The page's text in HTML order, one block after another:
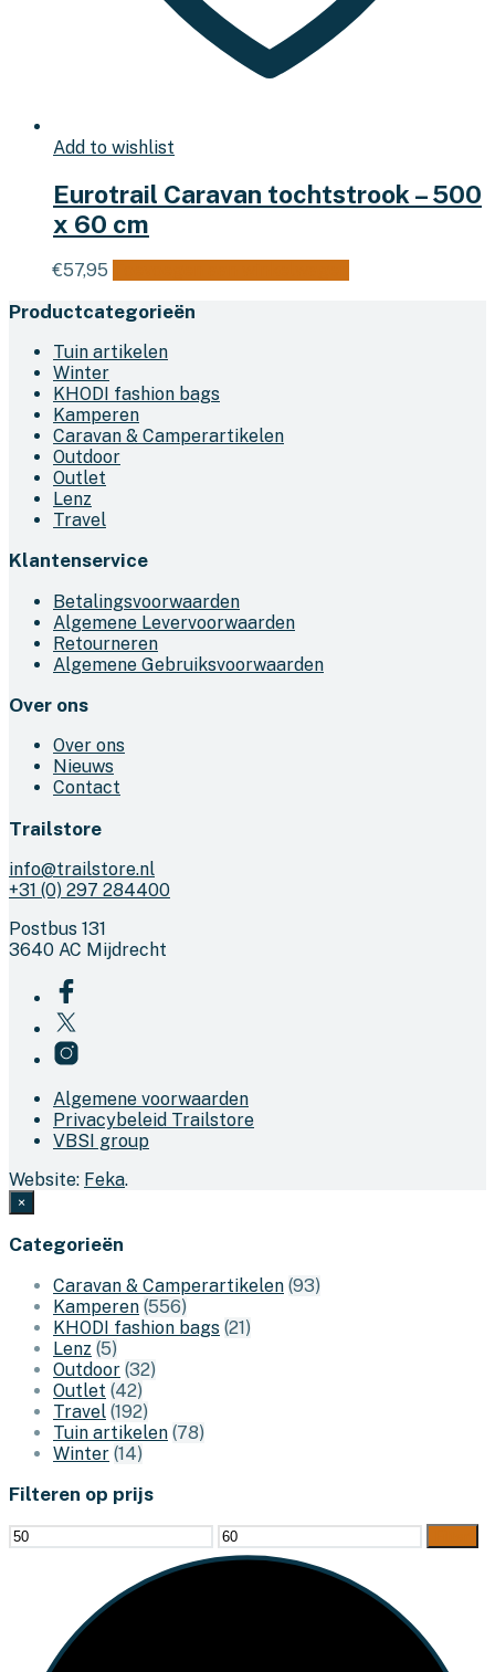
Add to wishlist
Eurotrail Caravan tochtstrook – 500
x 60 cm
€57,95
Productcategorieën
Tuin artikelen
Winter
KHODI fashion bags
Kamperen
Caravan & Camperartikelen
Outdoor
Outlet
Lenz
Travel
Klantenservice
Betalingsvoorwaarden
Algemene Levervoorwaarden
Retourneren
Algemene Gebruiksvoorwaarden
Over ons
Over ons
Nieuws
Contact
Trailstore
info@trailstore.nl
+31 (0) 297 284400
Postbus 131
3640 AC Mijdrecht
Algemene voorwaarden
Privacybeleid Trailstore
VBSI group
Website: Feka.
×
Categorieën
Caravan & Camperartikelen (93)
Kamperen (556)
KHODI fashion bags (21)
Lenz (5)
Outdoor (32)
Outlet (42)
Travel (192)
Tuin artikelen (78)
Winter (14)
Filteren op prijs
Min.
prijs
Max.
prijs